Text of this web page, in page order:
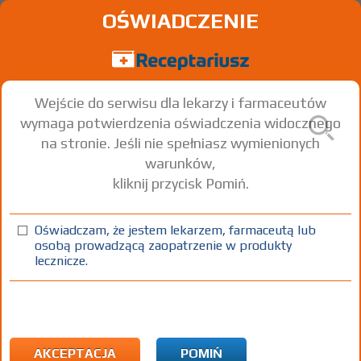
Enoxaparin sodium Ledraxen
Enoxaparin sodium
inj.
[roztw.]
60 mg/0,6
10 amp.-strzyk. 0,6
1) Refundacja we wszystkich zarejestrowanych wskazaniach. (Patrz
wskazania przy opisie leku) Wskazania pozarejestracyjne: Zespół
OŚWIADCZENIE
Wejście do serwisu dla lekarzy i farmaceutów
wymaga potwierdzenia oświadczenia widocznego
na stronie. Jeśli nie spełniasz wymienionych
warunków,
kliknij przycisk Pomiń.
Oświadczam, że jestem lekarzem, farmaceutą lub
osobą prowadzącą zaopatrzenie w produkty
lecznicze.
AKCEPTACJA POMIŃ